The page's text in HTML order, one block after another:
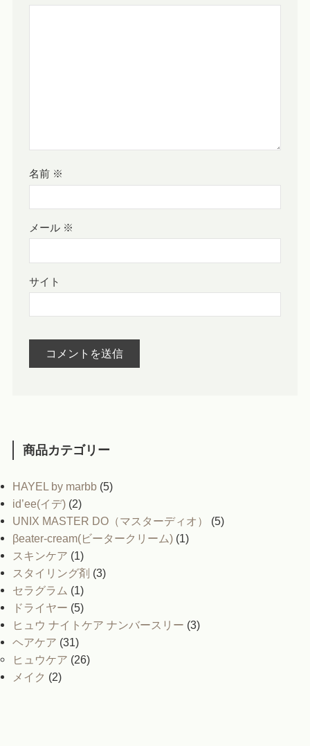
名前 ※
メール ※
サイト
商品カテゴリー
HAYEL by marbb (5)
id’ee(イデ) (2)
UNIX MASTER DO（マスターディオ）
(5)
βeater-cream(ビータークリーム) (1)
スキンケア (1)
スタイリング剤 (3)
セラグラム (1)
ドライヤー (5)
ヒュウ ナイトケア ナンバースリー (3)
ヘアケア (31)
ヒュウケア (26)
メイク (2)